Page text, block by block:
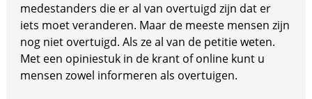
medestanders die er al van overtuigd zijn dat er
iets moet veranderen. Maar de meeste mensen zijn
nog niet overtuigd. Als ze al van de petitie weten.
Met een opiniestuk in de krant of online kunt u
mensen zowel informeren als overtuigen.